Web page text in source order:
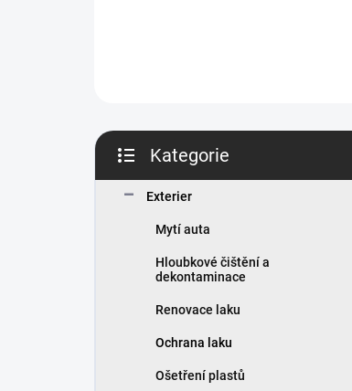
p
n
kategorie
Kategorie
Exterier
Mytí auta
Hloubkové čištění a
dekontaminace
Renovace laku
Ochrana laku
Ošetření plastů